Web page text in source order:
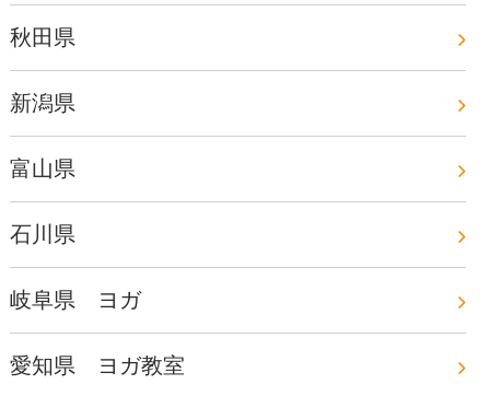
秋田県
新潟県
富山県
石川県
岐阜県 ヨガ
愛知県 ヨガ教室